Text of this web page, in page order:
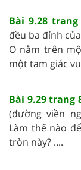
Bài 9.28
đều ba đỉnh
O nằm trên
một tam giác
Bài 9.29 trang
(đường viền
Làm thế nào
tròn này? ....